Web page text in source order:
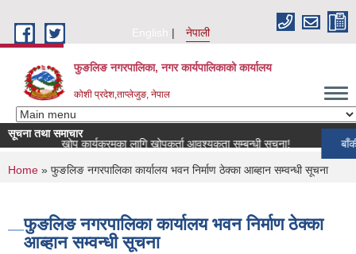
English
नेपाली
फुङलिङ नगरपालिका, नगर कार्यपालिकाको कार्यालय
कोशी प्रदेश,ताप्लेजुङ, नेपाल
सूचना तथा समाचार
खोप कार्यक्रमका लागि खोपकर्ता आवश्यकता सम्बन्धी सूचना!
बाँकी
You are here
Home » फुङलिङ नगरपालिका कार्यालय भवन निर्माण ठेक्का आब्हान सम्वन्धी सूचना
फुङलिङ नगरपालिका कार्यालय भवन निर्माण ठेक्का
आब्हान सम्वन्धी सूचना